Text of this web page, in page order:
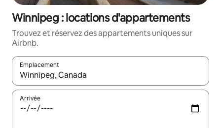
Winnipeg : locations d'appartements
Trouvez et réservez des appartements uniques sur
Airbnb.
Emplacement
Quand les résultats sont affichés, parcourez-les en utilisant
Arrivée